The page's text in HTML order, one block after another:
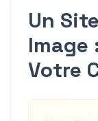
Un
Image
Votre